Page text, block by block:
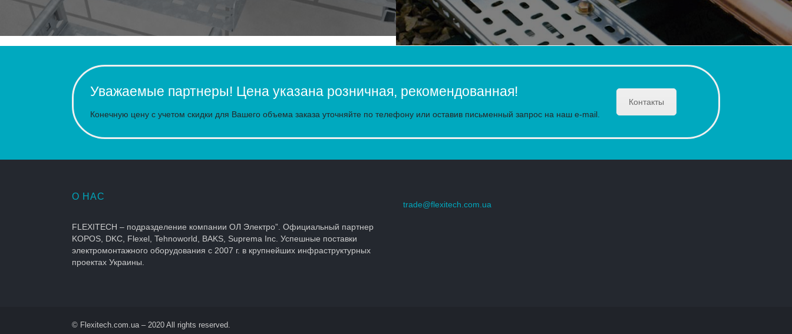
Уважаемые партнеры! Цена указана розничная, рекомендованная!
Конечную цену с учетом скидки для Вашего объема заказа уточняйте по телефону или оставив письменный запрос на наш e-mail.
Контакты
О НАС
FLEXITECH – подразделение компании ОЛ Электро”. Официальный партнер
KOPOS, DKC, Flexel, Tehnoworld, BAKS, Suprema Inc. Успешные поставки
электромонтажного оборудования с 2007 г. в крупнейших инфраструктурных
проектах Украины.
trade@flexitech.com.ua
© Flexitech.com.ua – 2020 All rights reserved.